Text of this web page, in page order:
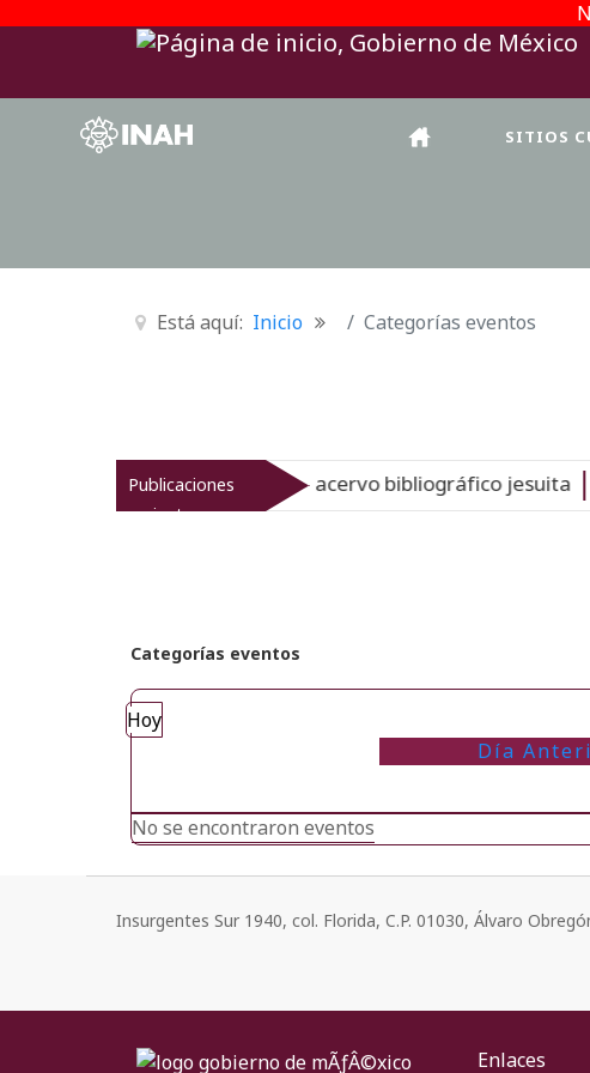
SITIOS
Está aquí: Inicio Categorías eventos
Publicaciones
recientes
muestra la historia del gran acervo bibliográfico jesuita
Categorías eventos
Hoy
Día
No se encontraron eventos
Insurgentes Sur 1940, col. Florida, C.P. 01030, Álvaro
Enlaces